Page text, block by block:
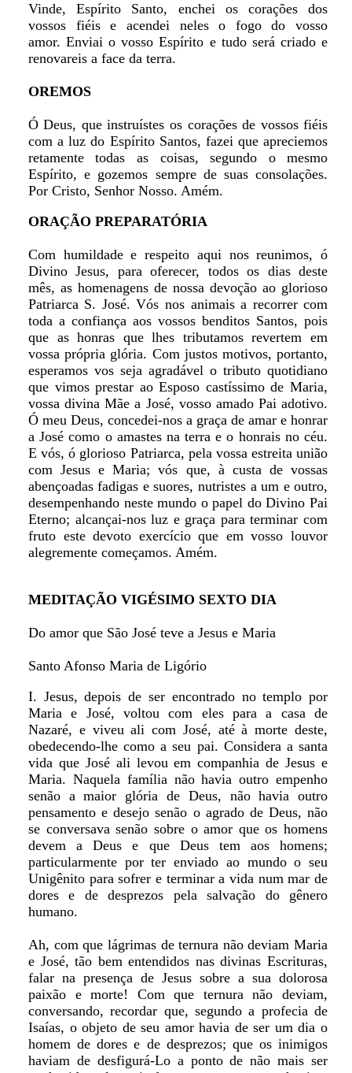
Vinde, Espírito Santo, enchei os corações dos
vossos fiéis e acendei neles o fogo do vosso
amor. Enviai o vosso Espírito e tudo será criado e
renovareis a face da terra.
OREMOS
Ó Deus, que instruístes os corações de vossos fiéis
com a luz do Espírito Santos, fazei que apreciemos
retamente todas as coisas, segundo o mesmo
Espírito, e gozemos sempre de suas consolações.
Por Cristo, Senhor Nosso. Amém.
ORAÇÃO PREPARATÓRIA
Com humildade e respeito aqui nos reunimos, ó
Divino Jesus, para oferecer, todos os dias deste
mês, as homenagens de nossa devoção ao glorioso
Patriarca S. José. Vós nos animais a recorrer com
toda a confiança aos vossos benditos Santos, pois
que as honras que lhes tributamos revertem em
vossa própria glória. Com justos motivos, portanto,
esperamos vos seja agradável o tributo quotidiano
que vimos prestar ao Esposo castíssimo de Maria,
vossa divina Mãe a José, vosso amado Pai adotivo.
Ó meu Deus, concedei-nos a graça de amar e honrar
a José como o amastes na terra e o honrais no céu.
E vós, ó glorioso Patriarca, pela vossa estreita união
com Jesus e Maria; vós que, à custa de vossas
abençoadas fadigas e suores, nutristes a um e outro,
desempenhando neste mundo o papel do Divino Pai
Eterno; alcançai-nos luz e graça para terminar com
fruto este devoto exercício que em vosso louvor
alegremente começamos. Amém.
MEDITAÇÃO VIGÉSIMO SEXTO DIA
Do amor que São José teve a Jesus e Maria
Santo Afonso Maria de Ligório
I. Jesus, depois de ser encontrado no templo por
Maria e José, voltou com eles para a casa de
Nazaré, e viveu ali com José, até à morte deste,
obedecendo-lhe como a seu pai. Considera a santa
vida que José ali levou em companhia de Jesus e
Maria. Naquela família não havia outro empenho
senão a maior glória de Deus, não havia outro
pensamento e desejo senão o agrado de Deus, não
se conversava senão sobre o amor que os homens
devem a Deus e que Deus tem aos homens;
particularmente por ter enviado ao mundo o seu
Unigênito para sofrer e terminar a vida num mar de
dores e de desprezos pela salvação do gênero
humano.
Ah, com que lágrimas de ternura não deviam Maria
e José, tão bem entendidos nas divinas Escrituras,
falar na presença de Jesus sobre a sua dolorosa
paixão e morte! Com que ternura não deviam,
conversando, recordar que, segundo a profecia de
Isaías, o objeto de seu amor havia de ser um dia o
homem de dores e de desprezos; que os inimigos
haviam de desfigurá-Lo a ponto de não mais ser